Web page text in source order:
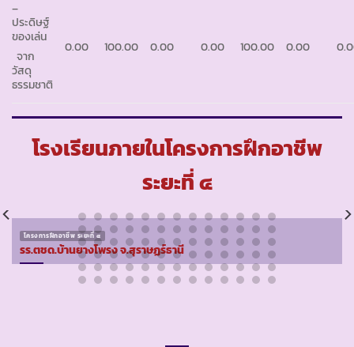
–
ประดิษฐ์
ของเล่น
จาก
วัสดุ
ธรรมชาติ
0.00 100.00 0.00 0.00 100.00 0.00
โรงเรียนภายในโครงการฝึกอาชีพ
ระยะที่ ๔
โครงการฝึกอาชีพ ระยะที่ ๔
รร.ตชด.บ้านยางโพรง จ.สุราษฏร์ธานี